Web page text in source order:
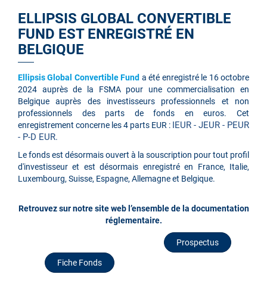
ELLIPSIS GLOBAL CONVERTIBLE
FUND EST ENREGISTRÉ EN
BELGIQUE
Ellipsis Global Convertible Fund a été enregistré le 16 octobre
2024 auprès de la FSMA pour une commercialisation en
Belgique auprès des investisseurs professionnels et non
professionnels des parts de fonds en euros. Cet
enregistrement concerne les 4 parts EUR : IEUR - JEUR - PEUR
- P-D EUR.
Le fonds est désormais ouvert à la souscription pour tout profil
d'investisseur et est désormais enregistré en France, Italie,
Luxembourg, Suisse, Espagne, Allemagne et Belgique.
Retrouvez sur notre site web l’ensemble de la documentation
réglementaire.
Prospectus
Fiche Fonds